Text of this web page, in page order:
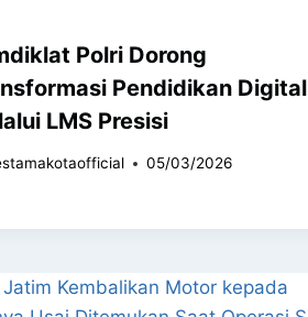
Polri Dorong
Pendidikan Digital
LMS Presisi
05/03/2026